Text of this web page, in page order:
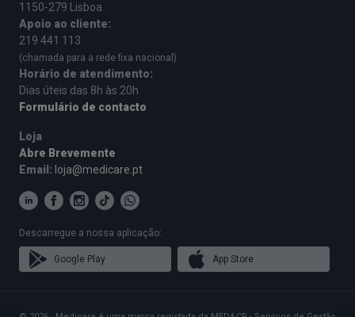
1150-279 Lisboa
Apoio ao cliente:
219 441 113
(chamada para a rede fixa nacional)
Horário de atendimento:
Dias úteis das 8h às 20h
Formulário de contacto
Loja
Abre Brevemente
Email: loja@medicare.pt
Descarregue a nossa aplicação:
Google Play App Store